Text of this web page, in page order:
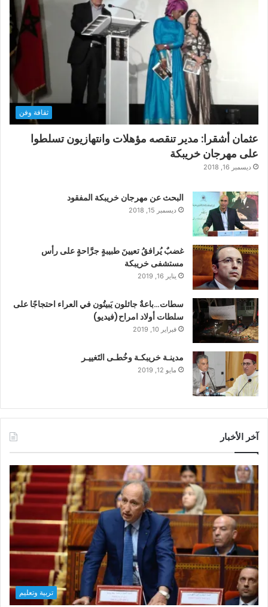
ثقافة وفن
عثمان أشقرا: مدير تنقصه مؤهلات وانتهازيون تسلطوا
على مهرجان خريبكة
ديسمبر 16, 2018
البحث عن مهرجان خريبكة المفقود
ديسمبر 15, 2018
غضبٌ يُرافقُ تعيينَ طبيبةٍ جرَّاحةٍ على رأس
مستشفى خريبكة
يناير 16, 2019
سطات…باعةٌ جائلون يَبيتُون في العراء احتجاجًا على
سلطات أولاد امراح(فيديو)
فبراير 10, 2019
مدينـة خريبكـة وخُطـى التَغييـر
مايو 12, 2019
آخر الأخبار
تربية وتعليم